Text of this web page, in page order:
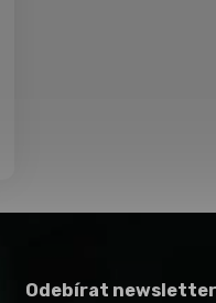
Odebírat newsletter